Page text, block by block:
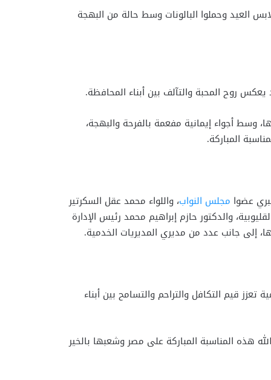
العيد وحملوا البالونات وسط حالة من البهجة
روح المحبة والتآلف بين أبناء المحافظة.
وسط أجواء إيمانية مفعمة بالفرحة والبهجة،
المباركة.
عضوا مجلس النواب، واللواء محمد عقل السكرتير
والدكتور حازم إبراهيم محمد رئيس الإدارة
إلى جانب عدد من مديري المديريات الخدمية.
قيم التكافل والتراحم والتسامح بين أبناء
هذه المناسبة المباركة على مصر وشعبها بالخير